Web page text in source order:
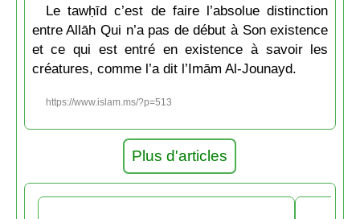
Le tawḥīd c’est de faire l’absolue distinction
entre Allāh Qui n’a pas de début à Son existence
et ce qui est entré en existence à savoir les
créatures, comme l’a dit l’Imām Al-Jounayd.
https://www.islam.ms/?p=513
Plus d'articles